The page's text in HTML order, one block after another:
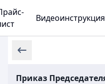
Видеоинструкция
Приказ